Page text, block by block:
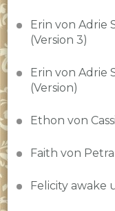
Erin von Adrie
(Version 3)
Erin von Adrie
(Version)
Ethon von
Faith von
Felicity awake